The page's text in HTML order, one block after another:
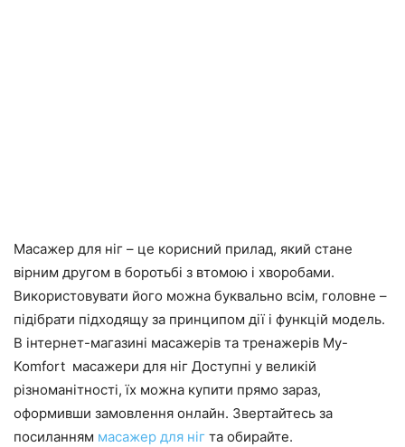
Масажер для ніг – це корисний прилад, який стане
вірним другом в боротьбі з втомою і хворобами.
Використовувати його можна буквально всім, головне –
підібрати підходящу за принципом дії і функцій модель.
В інтернет-магазині масажерів та тренажерів My-
Komfort масажери для ніг Доступні у великій
різноманітності, їх можна купити прямо зараз,
оформивши замовлення онлайн. Звертайтесь за
посиланням масажер для ніг та обирайте.